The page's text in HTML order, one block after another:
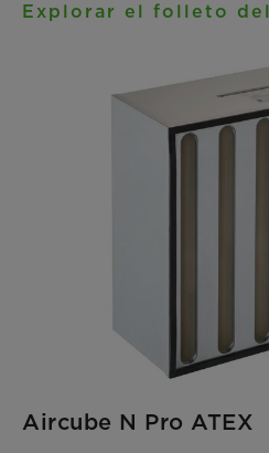
Explorar el folleto
Aircube N Pro ATEX